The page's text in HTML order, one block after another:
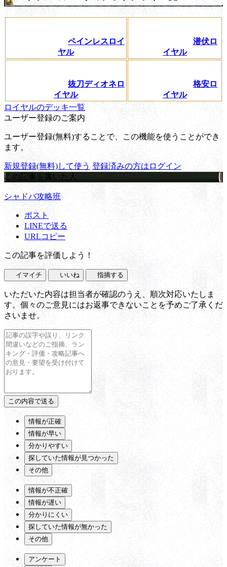
ペインレスロイ
ヤル
潜伏ロ
イヤル
抜刀ディオネロ
イヤル
格安ロ
イヤル
ロイヤルのデッキ一覧
ユーザー登録のご案内
ユーザー登録(無料)することで、この機能を使うことができ
ます。
新規登録(無料)して使う 登録済みの方はログイン
この記事を書いた人
シャドバ攻略班
ポスト
LINEで送る
URLコピー
この記事を評価しよう！
イマイチ いいね 指摘する
いただいた内容は担当者が確認のうえ、順次対応いたしま
す。個々のご意見にはお返事できないことを予めご了承くだ
さいませ。
情報が正確
情報が早い
分かりやすい
探していた情報が見つかった
その他
情報が不正確
情報が遅い
分かりにくい
探していた情報が無かった
その他
アンケート